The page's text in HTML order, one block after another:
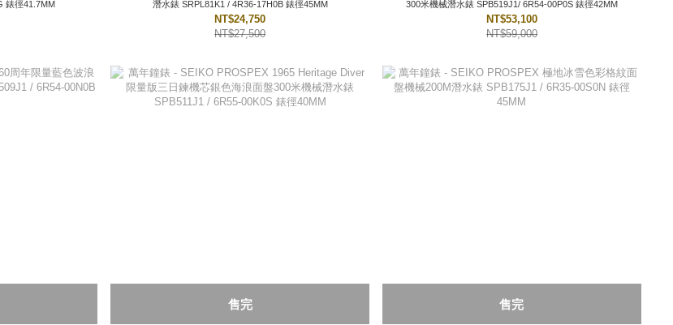
水錶 SRPL53K1 / 4R35-06K0G 錶徑41.7MM
潛水錶 SRPL81K1 / 4R36-17H0B 錶徑45MM
NT$24,750
NT$27,500
300米機械潛水錶 SPB519J1/ 6R54-00P0S 錶徑42MM
NT$53,100
NT$59,000
售完 售完